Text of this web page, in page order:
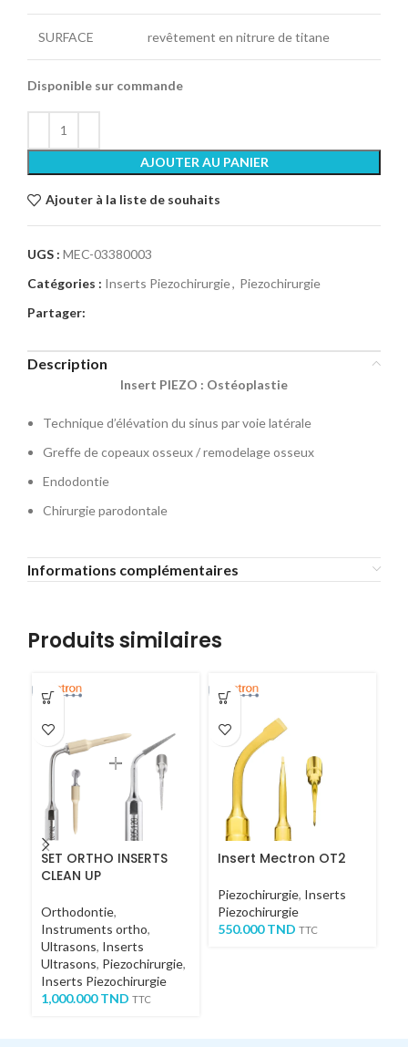
SURFACE revêtement en nitrure de titane
Disponible sur commande
AJOUTER AU PANIER
Ajouter à la liste de souhaits
UGS : MEC-03380003
Catégories : Inserts Piezochirurgie, Piezochirurgie
Partager:
Description
Insert PIEZO : Ostéoplastie
Technique d’élévation du sinus par voie latérale
Greffe de copeaux osseux / remodelage osseux
Endodontie
Chirurgie parodontale
Informations complémentaires
Produits similaires
SET ORTHO INSERTS
CLEAN UP
Orthodontie,
Instruments ortho,
Ultrasons, Inserts
Ultrasons, Piezochirurgie,
Inserts Piezochirurgie
1,000.000TND TTC
Insert Mectron OT2
Piezochirurgie, Inserts
Piezochirurgie
550.000TND TTC